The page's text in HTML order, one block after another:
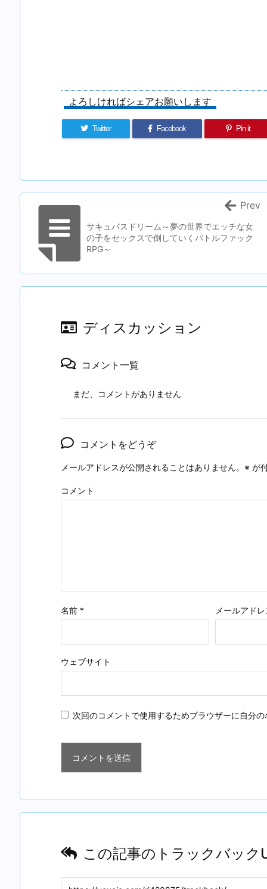
よろしければシェアお願いします
Twitter Facebook Pin it
サキュバスドリーム～夢の世界でエッチな女
の子をセックスで倒していくバトルファック
RPG～
Prev
ディスカッション
コメント一覧
まだ、コメントがありません
コメントをどうぞ
メールアドレスが公開されることはありません。 ※ が
コメント
名前 * メールアド
ウェブサイト
次回のコメントで使用するためブラウザーに自分
この記事のトラックバック